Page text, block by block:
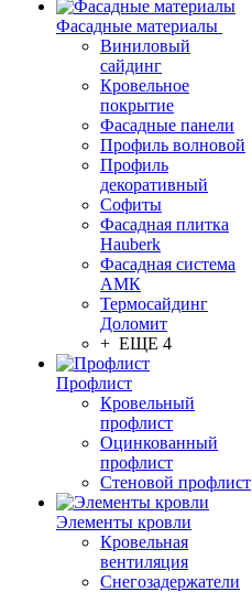
Фасадные материалы
Виниловый
сайдинг
Кровельное
покрытие
Фасадные панели
Профиль волновой
Профиль
декоративный
Софиты
Фасадная плитка
Hauberk
Фасадная система
АМК
Термосайдинг
Доломит
+ ЕЩЕ 4
Профлист
Кровельный
профлист
Оцинкованный
профлист
Стеновой профлист
Элементы кровли
Кровельная
вентиляция
Снегозадержатели